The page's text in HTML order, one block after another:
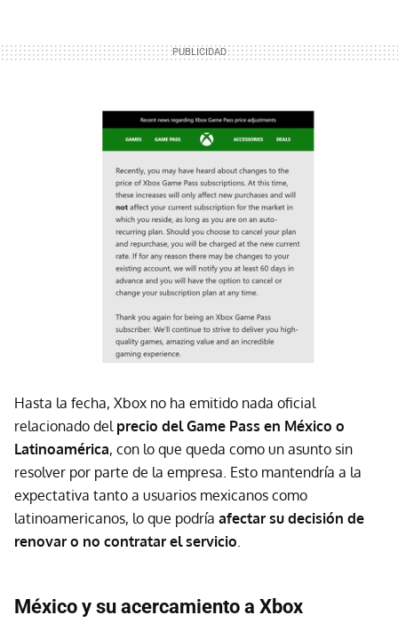
Hasta la fecha, Xbox no ha emitido nada oficial
relacionado del precio del Game Pass en México o
Latinoamérica, con lo que queda como un asunto sin
resolver por parte de la empresa. Esto mantendría a la
expectativa tanto a usuarios mexicanos como
latinoamericanos, lo que podría afectar su decisión de
renovar o no contratar el servicio.
México y su acercamiento a Xbox